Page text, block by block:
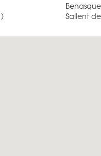
Benasque
Sallent